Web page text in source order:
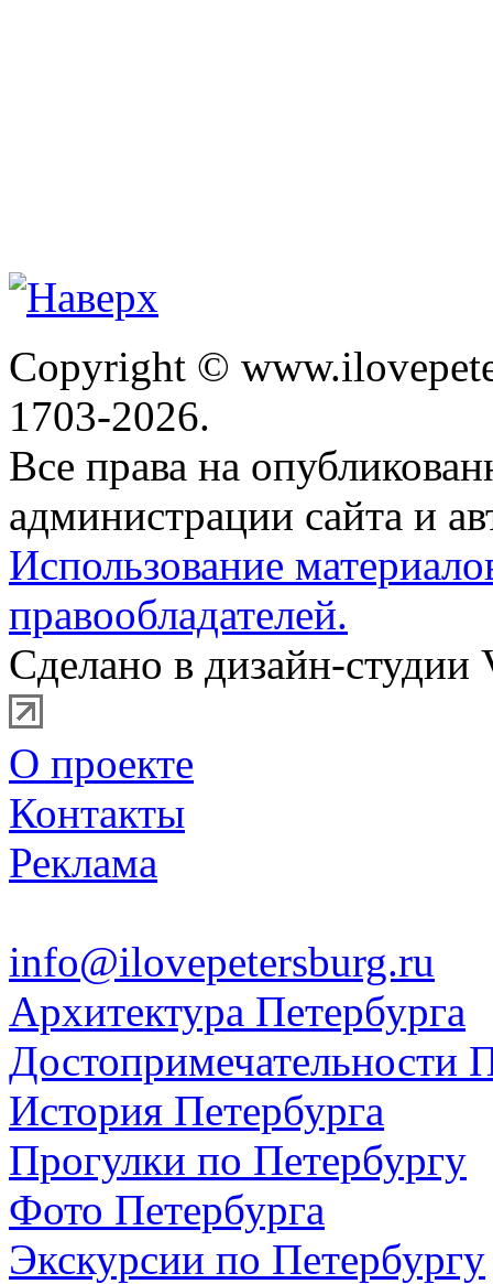
Copyright ©
1703-2026.
Все права на
администрации сайта и
Использование
правообладателей.
Сделано в дизайн-студии
О проекте
Контакты
Реклама
info@ilovepetersburg.ru
Архитектура Петербурга
Достопримечательности
История Петербурга
Прогулки по Петербургу
Фото Петербурга
Экскурсии по Петербургу